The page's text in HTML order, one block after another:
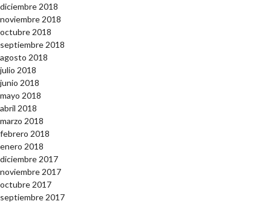
diciembre 2018
noviembre 2018
octubre 2018
septiembre 2018
agosto 2018
julio 2018
junio 2018
mayo 2018
abril 2018
marzo 2018
febrero 2018
enero 2018
diciembre 2017
noviembre 2017
octubre 2017
septiembre 2017